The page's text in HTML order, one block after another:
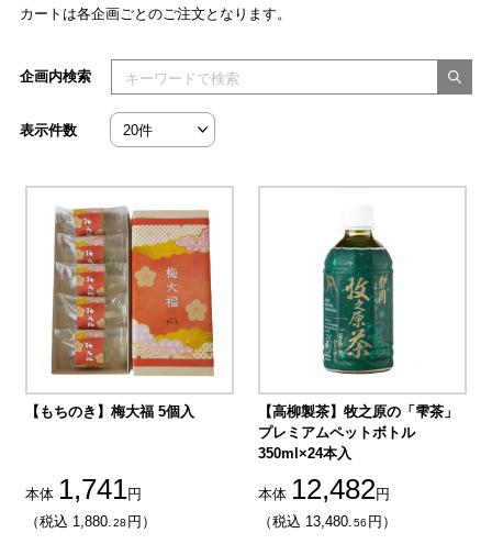
カートは各企画ごとのご注文となります。
検索キーワードを入力してください
企画内検索
表示件数
【もちのき】梅大福 5個入
本体 1,741円
（税込 1,880.28 円）
【高柳製茶】牧之原の「雫茶」
プレミアムペットボトル
350ml×24本入
本体 12,482円
（税込 13,480.56 円）